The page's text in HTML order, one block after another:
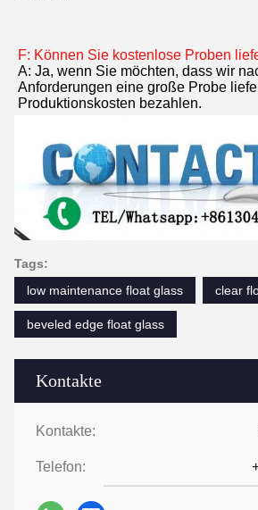
Kontakte
Kontakte:
Telefon:
F: Können Sie kostenlose Proben
A: Ja, wenn Sie möchten, dass wir
Anforderungen eine große Probe
Produktionskosten bezahlen.
Tags:
low maintenance float glass
clear
beveled edge float glass